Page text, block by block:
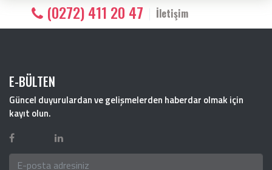
(0272) 411 20 47 İletişim
E-BÜLTEN
Güncel duyurulardan ve gelişmelerden haberdar olmak için
kayıt olun.